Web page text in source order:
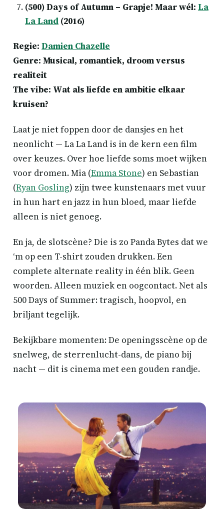
(500) Days of Autumn – Grapje! Maar wél: La
La Land (2016)
Regie: Damien Chazelle
Genre: Musical, romantiek, droom versus
realiteit
The vibe: Wat als liefde en ambitie elkaar
kruisen?
Laat je niet foppen door de dansjes en het
neonlicht — La La Land is in de kern een film
over keuzes. Over hoe liefde soms moet wijken
voor dromen. Mia (Emma Stone) en Sebastian
(Ryan Gosling) zijn twee kunstenaars met vuur
in hun hart en jazz in hun bloed, maar liefde
alleen is niet genoeg.
En ja, de slotscène? Die is zo Panda Bytes dat we
‘m op een T-shirt zouden drukken. Een
complete alternate reality in één blik. Geen
woorden. Alleen muziek en oogcontact. Net als
500 Days of Summer: tragisch, hoopvol, en
briljant tegelijk.
Bekijkbare momenten: De openingsscène op de
snelweg, de sterrenlucht-dans, de piano bij
nacht — dit is cinema met een gouden randje.